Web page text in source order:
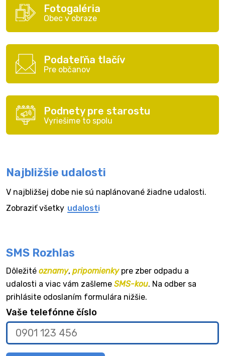
Fotogaléria
Obec v obraze
Podateľňa tlačív
Pre občanov
Podnety pre starostu
Vyriešime to spolu
Najbližšie udalosti
V najbližšej dobe nie sú naplánované žiadne udalosti.
Zobraziť všetky udalosti
SMS Rozhlas
Dôležité oznamy, pripomienkypre zber odpadu a
udalosti a viac vám zašleme SMS-kou. Na odber sa
prihlásite odoslaním formulára nižšie.
Vaše telefónne číslo